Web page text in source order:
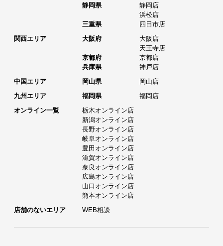
静岡県
静岡店
浜松店
三重県
四日市店
関西エリア
大阪府
大阪店
天王寺店
京都府
京都店
兵庫県
神戸店
中国エリア
岡山県
岡山店
九州エリア
福岡県
福岡店
オンライン一覧
栃木オンライン店
新潟オンライン店
長野オンライン店
岐阜オンライン店
豊田オンライン店
滋賀オンライン店
奈良オンライン店
広島オンライン店
山口オンライン店
熊本オンライン店
店舗のないエリア
WEB相談